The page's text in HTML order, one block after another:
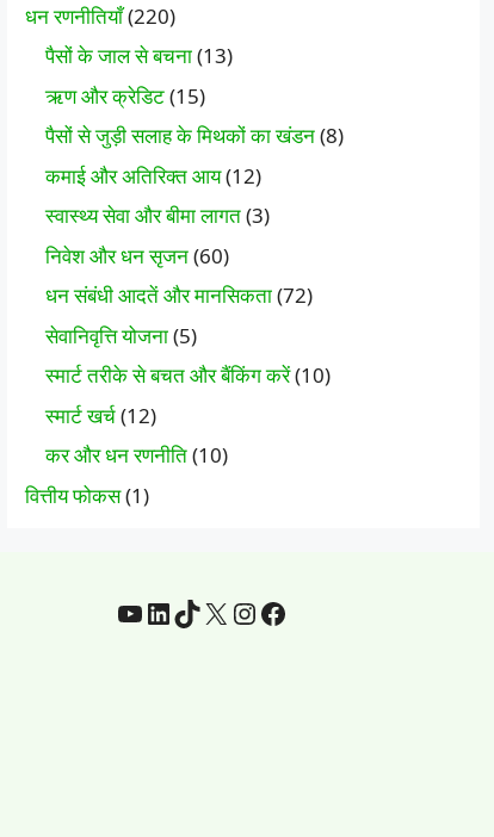
धन रणनीतियाँ(220)
पैसों के जाल से बचना(13)
ऋण और क्रेडिट(15)
पैसों से जुड़ी सलाह के मिथकों का खंडन(8)
कमाई और अतिरिक्त आय(12)
स्वास्थ्य सेवा और बीमा लागत(3)
निवेश और धन सृजन(60)
धन संबंधी आदतें और मानसिकता(72)
सेवानिवृत्ति योजना(5)
स्मार्ट तरीके से बचत और बैंकिंग करें(10)
स्मार्ट खर्च(12)
कर और धन रणनीति(10)
वित्तीय फोकस(1)
यूट्यूबLinkedin
टिकटॉक
एक्सInstagram
फेसबुक